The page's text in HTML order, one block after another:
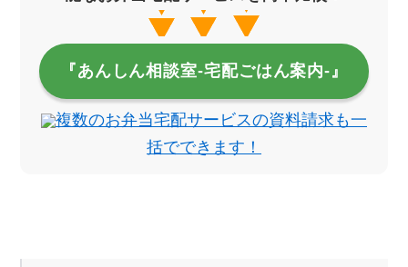
『あんしん相談室‐宅配ごはん案内‐』
複数のお弁当宅配サービスの資料請求も一
括でできます！